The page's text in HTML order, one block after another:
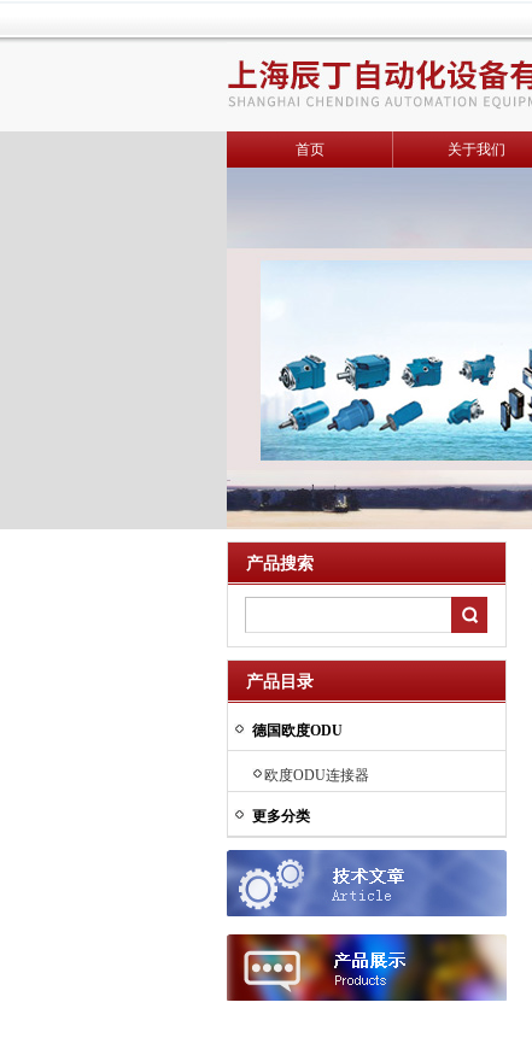
首页 关于我们
产品搜索
产品目录
德国欧度ODU
欧度ODU连接器
更多分类